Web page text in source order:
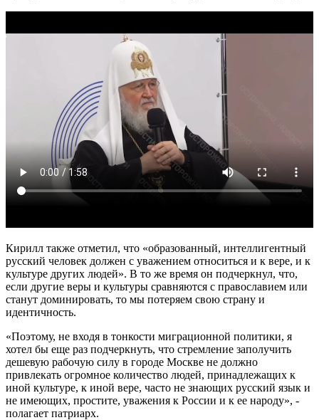
Кирилл также отметил, что «образованный, интеллигентный
русский человек должен с уважением относиться и к вере, и к
культуре других людей». В то же время он подчеркнул, что,
если другие веры и культуры сравняются с православием или
станут доминировать, то мы потеряем свою страну и
идентичность.
«Поэтому, не входя в тонкости миграционной политики, я
хотел бы еще раз подчеркнуть, что стремление заполучить
дешевую рабочую силу в городе Москве не должно
привлекать огромное количество людей, принадлежащих к
иной культуре, к иной вере, часто не знающих русский язык и
не имеющих, простите, уважения к России и к ее народу», -
полагает патриарх.